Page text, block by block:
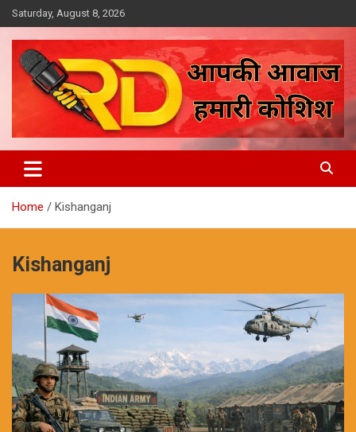
Skip
to
content
Saturday, August 8, 2026
Reporter Diaries
Home Kishanganj
Kishanganj